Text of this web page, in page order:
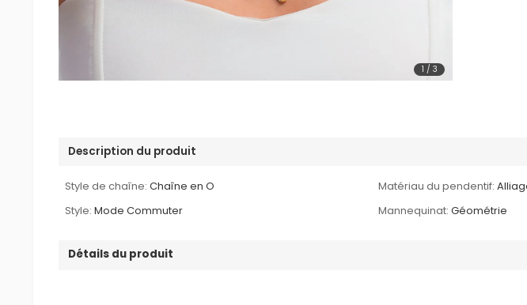
1 / 3
Description du produit
Style de chaîne: Chaîne en O Matériau du pendentif:
Style: Mode Commuter Mannequinat: Géométrie
Détails du produit